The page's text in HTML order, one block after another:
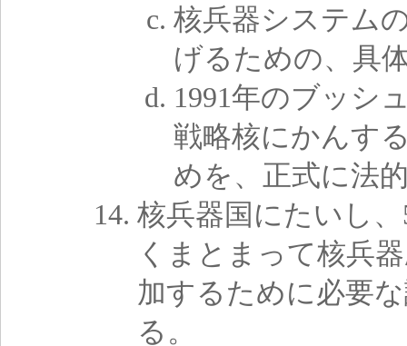
核兵器システム
げるための、具
1991年のブッシ
戦略核にかんす
めを、正式に法
核兵器国にたいし
くまとまって核兵
加するために必要
る。